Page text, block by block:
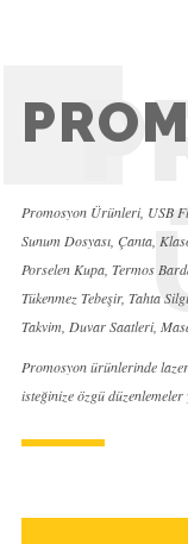
Promosyon Ürünleri, USB
Sunum Dosyası, Çanta,
Porselen Kupa, Termos
Tükenmez Tebeşir, Tahta
Takvim, Duvar Saatleri,
Promosyon ürünlerinde
isteğinize özgü düzenlemeler